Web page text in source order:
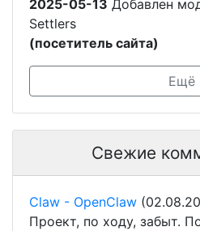
2025-05-13 Добавлен
Settlers
(посетитель сайта)
Ещё
Свежие
Claw - OpenClaw
Проект, по ходу, забыт.